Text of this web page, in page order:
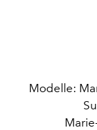
Modelle: